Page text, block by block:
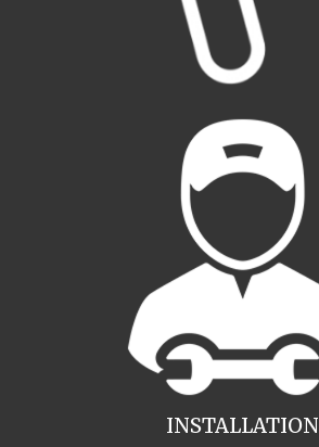
INSTALLATION